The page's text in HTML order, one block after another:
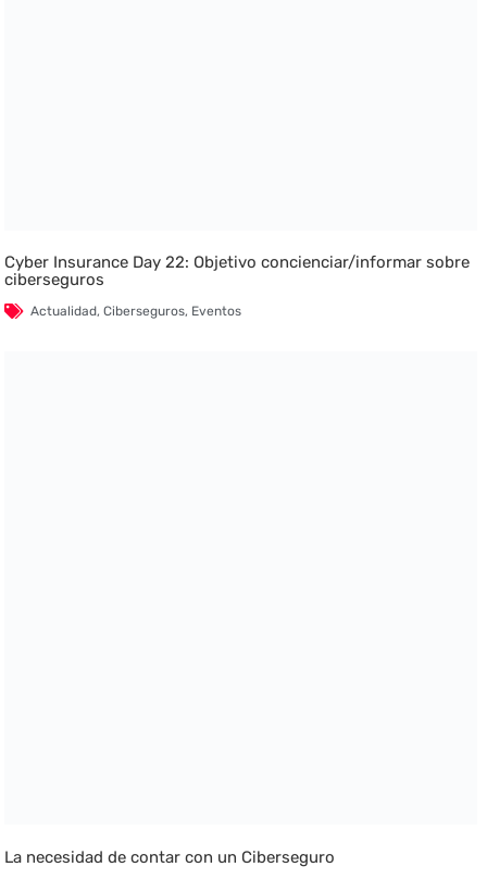
Cyber Insurance Day 22: Objetivo concienciar/informar sobre
ciberseguros
Actualidad,Ciberseguros, Eventos
La necesidad de contar con un Ciberseguro